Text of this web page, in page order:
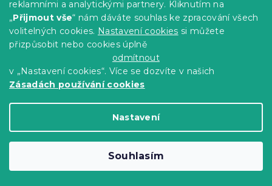
reklamními a analytickými partnery. Kliknutím na
„Přijmout vše“ nám dáváte souhlas ke zpracování všech
volitelných cookies. Nastavení cookies si můžete
přizpůsobit nebo cookies úplně
odmítnout
v „Nastavení cookies“. Více se dozvíte v našich
Zásadách používání cookies
Nastavení
Souhlasím
Bílé závěsné křeslo KOKON bez stojanu,
šedý polštář